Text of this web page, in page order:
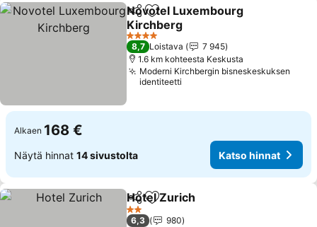
Jaa Lisää suosikkeihin
Novotel Luxembourg
Kirchberg
Katso hinnat
4 Tähtiluokitus
8,7 Loistava
7 945
1.6 km kohteesta Keskusta
Moderni Kirchbergin bisneskeskuksen
identiteetti
Alkaen 168 €
Näytä hinnat 14 sivustolta Katso hinnat
Jaa Lisää suosikkeihin
Hotel Zurich
2 Tähtiluokitus
6,3
980